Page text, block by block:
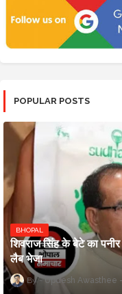
POPULAR POSTS
BHOPAL
शिवराज सिंह के बेटे का
लैब भेजा
Updesh Awasthee